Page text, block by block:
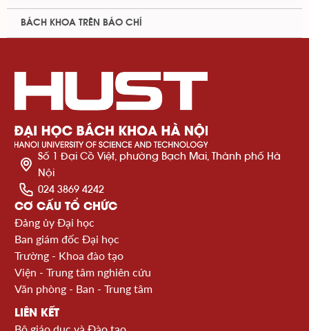
BÁCH KHOA TRÊN BÁO CHÍ
Số 1 Đại Cồ Việt, phường Bạch Mai, Thành phố Hà
Nội
024 3869 4242
CƠ CẤU TỔ CHỨC
Đảng ủy Đại học
Ban giám đốc Đại học
Trường - Khoa đào tạo
Viện - Trung tâm nghiên cứu
Văn phòng - Ban - Trung tâm
LIÊN KẾT